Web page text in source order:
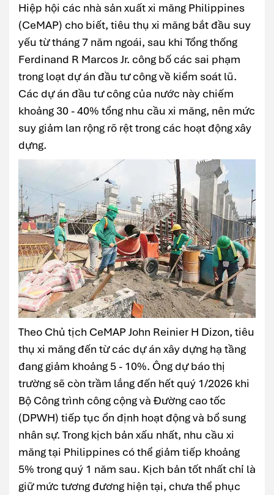
Hiệp hội các nhà sản xuất xi măng Philippines
(CeMAP) cho biết, tiêu thụ xi măng bắt đầu suy
yếu từ tháng 7 năm ngoái, sau khi Tổng thống
Ferdinand R Marcos Jr. công bố các sai phạm
trong loạt dự án đầu tư công về kiểm soát lũ.
Các dự án đầu tư công của nước này chiếm
khoảng 30 - 40% tổng nhu cầu xi măng, nên mức
suy giảm lan rộng rõ rệt trong các hoạt động xây
dựng.
Theo Chủ tịch CeMAP John Reinier H Dizon, tiêu
thụ xi măng đến từ các dự án xây dựng hạ tầng
đang giảm khoảng 5 - 10%. Ông dự báo thị
trường sẽ còn trầm lắng đến hết quý 1/2026 khi
Bộ Công trình công cộng và Đường cao tốc
(DPWH) tiếp tục ổn định hoạt động và bổ sung
nhân sự. Trong kịch bản xấu nhất, nhu cầu xi
măng tại Philippines có thể giảm tiếp khoảng
5% trong quý 1 năm sau. Kịch bản tốt nhất chỉ là
giữ mức tương đương hiện tại, chưa thể phục